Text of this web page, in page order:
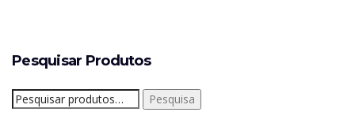
Pesquisar Produtos
Pesquisar
por:
Pesquisa